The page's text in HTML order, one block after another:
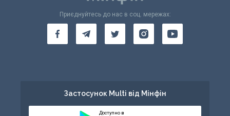
Приєднуйтесь до нас в соц. мережах:
Застосунок Multi від Мінфін
Доступно в